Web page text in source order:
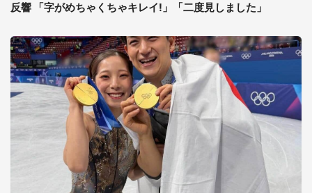
反響 「字がめちゃくちゃキレイ!」「二度見しました」